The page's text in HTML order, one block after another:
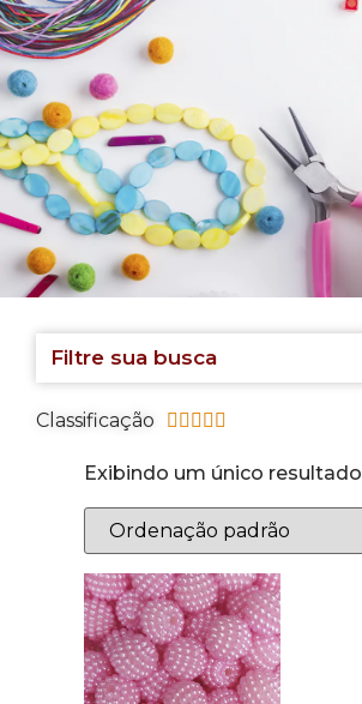
Filtre sua busca
Classificação     
Exibindo um único resultado